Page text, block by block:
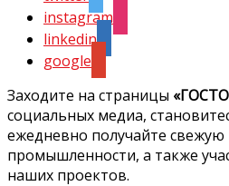
instagram
linkedin
google
Заходите на страницы
социальных медиа,
ежедневно получайте
промышленности, а также
наших проектов.